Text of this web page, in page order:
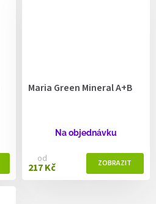
Maria Green Mineral A+B
Na objednávku
od
217 Kč